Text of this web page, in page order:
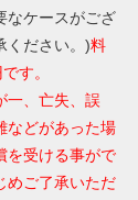
なケースがござ
ください。)料
す。
一、亡失、誤
などがあった場
を受ける事がで
めご了承いただ